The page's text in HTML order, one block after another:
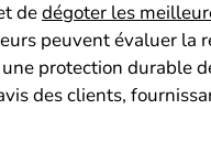
dedégoter les
peuvent évaluer
protection durable
des clients,